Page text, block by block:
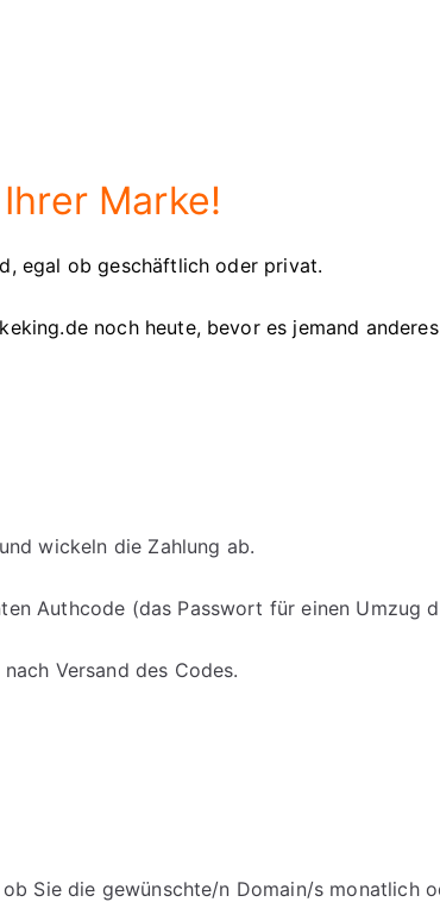
Marke!
egal ob geschäftlich oder privat.
noch heute, bevor es jemand
wickeln die Zahlung ab.
Authcode (das Passwort für einen Umzug
Versand des Codes.
Sie die gewünschte/n Domain/s monatlich